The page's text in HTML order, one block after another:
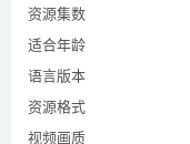
资源集数
适合年龄
语言版本
资源格式
视频画质